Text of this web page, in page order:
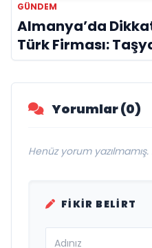
GÜNDEM
Almanya’da
Türk Firması:
Yorumlar (0)
Henüz yorum
FIKIR BELIRT